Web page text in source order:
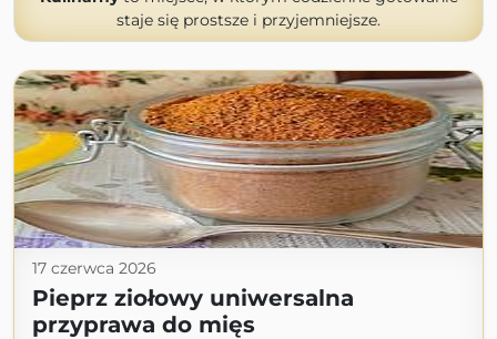
staje się prostsze i przyjemniejsze.
17 czerwca 2026
Pieprz ziołowy uniwersalna
przyprawa do mięs